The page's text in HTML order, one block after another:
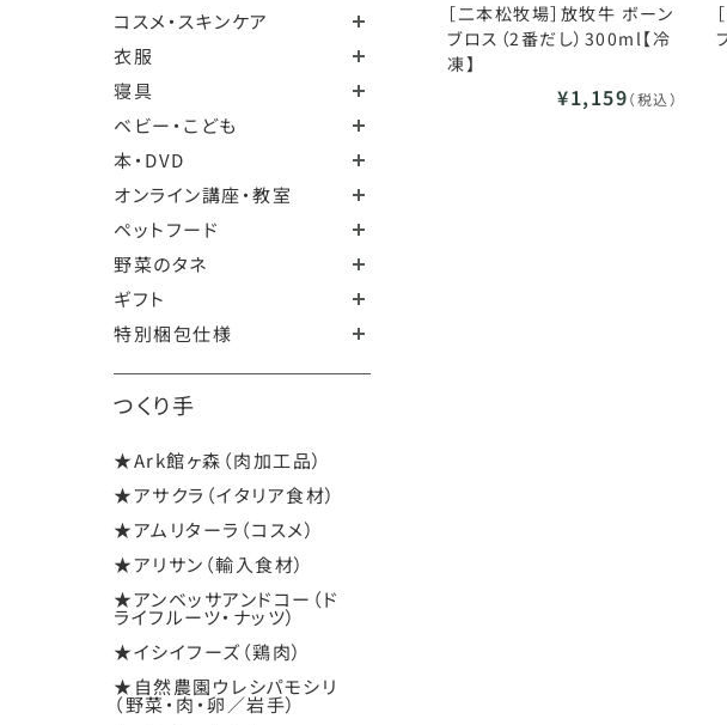
コスメ・スキンケア
衣服
寝具
ベビー・こども
本・DVD
オンライン講座・教室
ペットフード
野菜のタネ
ギフト
特別梱包仕様
つくり手
★Ark館ヶ森（肉加工品）
★アサクラ（イタリア食材）
★アムリターラ（コスメ）
★アリサン（輸入食材）
★アンベッサアンドコー（ド
ライフルーツ・ナッツ）
★イシイフーズ（鶏肉）
★自然農園ウレシパモシリ
（野菜・肉・卵／岩手）
［二本松牧場］放牧牛 ボーン
ブロス（2番だし）300ml【冷
凍】
¥1,159（税込）